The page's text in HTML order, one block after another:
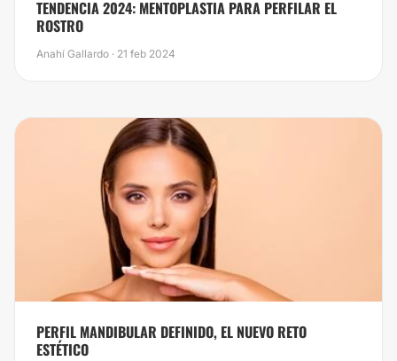
TENDENCIA 2024: MENTOPLASTIA PARA PERFILAR EL
ROSTRO
Anahí Gallardo · 21 feb 2024
PERFIL MANDIBULAR DEFINIDO, EL NUEVO RETO
ESTÉTICO